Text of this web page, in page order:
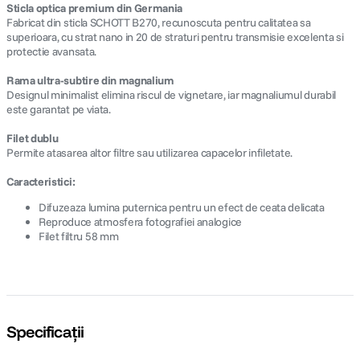
Sticla optica premium din Germania
Fabricat din sticla SCHOTT B270, recunoscuta pentru calitatea sa
superioara, cu strat nano in 20 de straturi pentru transmisie excelenta si
protectie avansata.
Rama ultra-subtire din magnalium
Designul minimalist elimina riscul de vignetare, iar magnaliumul durabil
este garantat pe viata.
Filet dublu
Permite atasarea altor filtre sau utilizarea capacelor infiletate.
Caracteristici:
Difuzeaza lumina puternica pentru un efect de ceata delicata
Reproduce atmosfera fotografiei analogice
Filet filtru 58 mm
Specificații